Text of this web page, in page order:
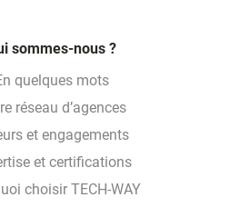
sommes-nous ?
quelques mots
réseau d’agences
et engagements
et certifications
choisir TECH-WAY